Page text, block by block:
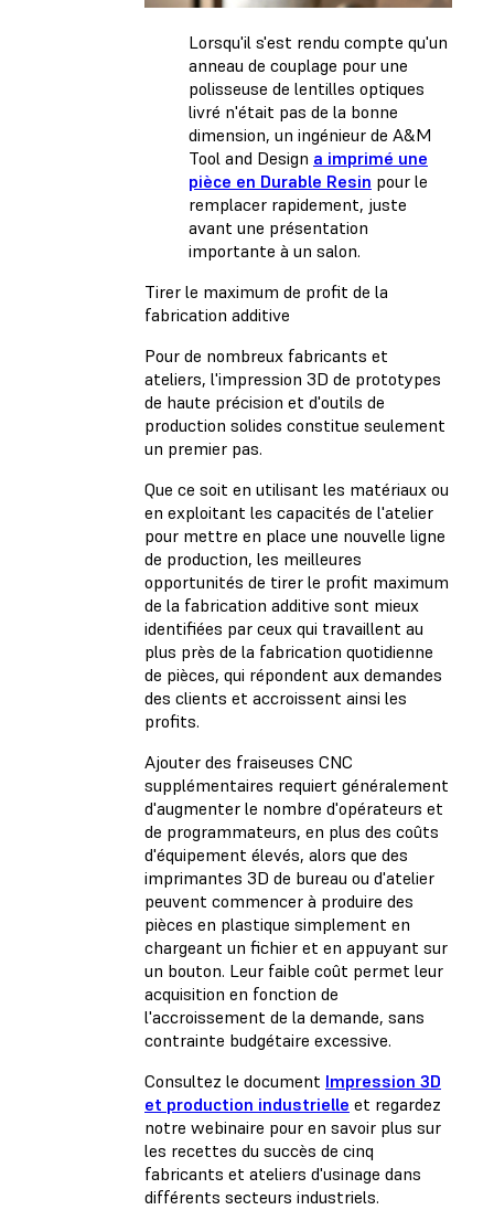
Lorsqu'il s'est rendu compte qu'un
anneau de couplage pour une
polisseuse de lentilles optiques
livré n'était pas de la bonne
dimension, un ingénieur de A&M
Tool and Design a imprimé une
pièce en Durable Resin pour le
remplacer rapidement, juste
avant une présentation
importante à un salon.
Tirer le maximum de profit de la
fabrication additive
Pour de nombreux fabricants et
ateliers, l'impression 3D de prototypes
de haute précision et d'outils de
production solides constitue seulement
un premier pas.
Que ce soit en utilisant les matériaux ou
en exploitant les capacités de l'atelier
pour mettre en place une nouvelle ligne
de production, les meilleures
opportunités de tirer le profit maximum
de la fabrication additive sont mieux
identifiées par ceux qui travaillent au
plus près de la fabrication quotidienne
de pièces, qui répondent aux demandes
des clients et accroissent ainsi les
profits.
Ajouter des fraiseuses CNC
supplémentaires requiert généralement
d'augmenter le nombre d'opérateurs et
de programmateurs, en plus des coûts
d'équipement élevés, alors que des
imprimantes 3D de bureau ou d'atelier
peuvent commencer à produire des
pièces en plastique simplement en
chargeant un fichier et en appuyant sur
un bouton. Leur faible coût permet leur
acquisition en fonction de
l'accroissement de la demande, sans
contrainte budgétaire excessive.
Consultez le document Impression 3D
et production industrielle et regardez
notre webinaire pour en savoir plus sur
les recettes du succès de cinq
fabricants et ateliers d'usinage dans
différents secteurs industriels.